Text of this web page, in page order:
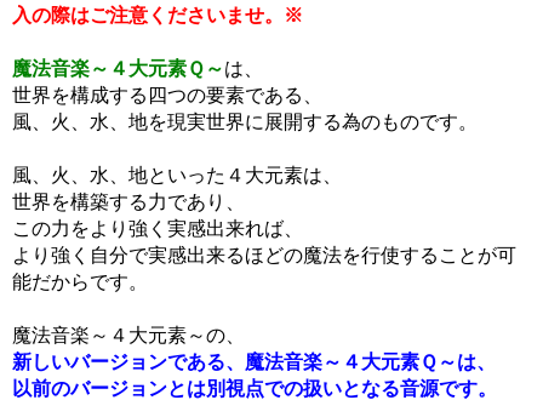
入の際はご注意くださいませ。※
魔法音楽～４大元素Ｑ～は、
世界を構成する四つの要素である、
風、火、水、地を現実世界に展開する為のものです。
風、火、水、地といった４大元素は、
世界を構築する力であり、
この力をより強く実感出来れば、
より強く自分で実感出来るほどの魔法を行使することが可
能だからです。
魔法音楽～４大元素～の、
新しいバージョンである、魔法音楽～４大元素Ｑ～は、
以前のバージョンとは別視点での扱いとなる音源です。